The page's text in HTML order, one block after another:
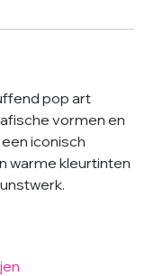
pop art
vormen en
iconisch
warme kleurtinten